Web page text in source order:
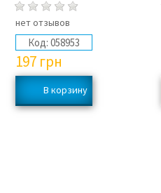
нет отзывов
Код: 058953
197 грн